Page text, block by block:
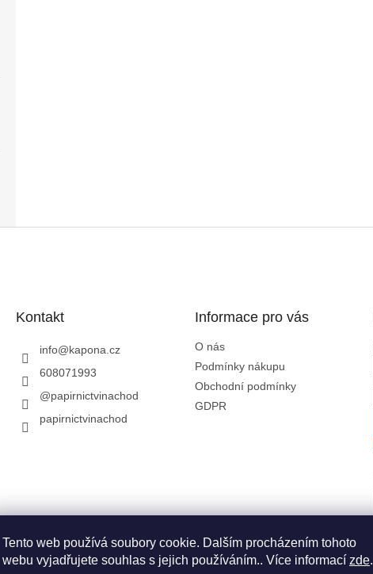
Tento web používá soubory cookie. Dalším procházením tohoto
webu vyjadřujete souhlas s jejich používáním.. Více informací zde.
Kontakt
info@kapona.cz
608071993
@papirnictvinachod
papirnictvinachod
Informace pro vás
O nás
Podmínky nákupu
Obchodní podmínky
GDPR